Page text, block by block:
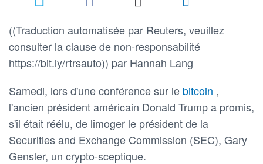
((Traduction automatisée par Reuters, veuillez
consulter la clause de non-responsabilité
https://bit.ly/rtrsauto)) par Hannah Lang
Samedi, lors d'une conférence sur le bitcoin ,
l'ancien président américain Donald Trump a promis,
s'il était réélu, de limoger le président de la
Securities and Exchange Commission (SEC), Gary
Gensler, un crypto-sceptique.